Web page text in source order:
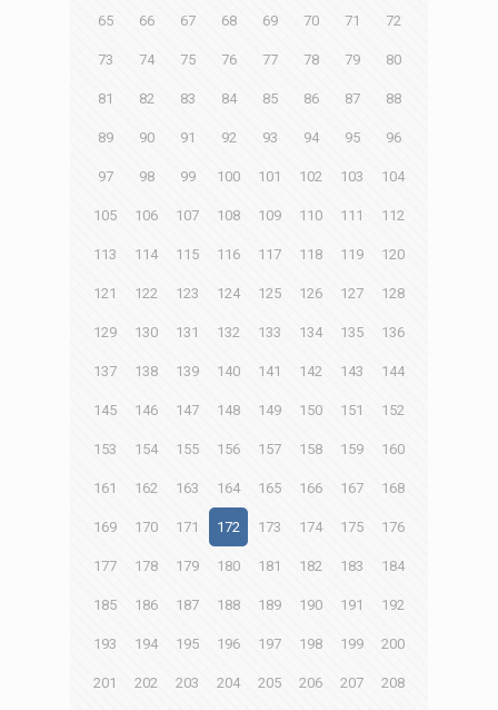
65 66 67 68 69 70 71 72
73 74 75 76 77 78 79 80
81 82 83 84 85 86 87 88
89 90 91 92 93 94 95 96
97 98 99 100 101 102 103 104
105 106 107 108 109 110 111 112
113 114 115 116 117 118 119 120
121 122 123 124 125 126 127 128
129 130 131 132 133 134 135 136
137 138 139 140 141 142 143 144
145 146 147 148 149 150 151 152
153 154 155 156 157 158 159 160
161 162 163 164 165 166 167 168
169 170 171 172 173 174 175 176
177 178 179 180 181 182 183 184
185 186 187 188 189 190 191 192
193 194 195 196 197 198 199 200
201 202 203 204 205 206 207 208